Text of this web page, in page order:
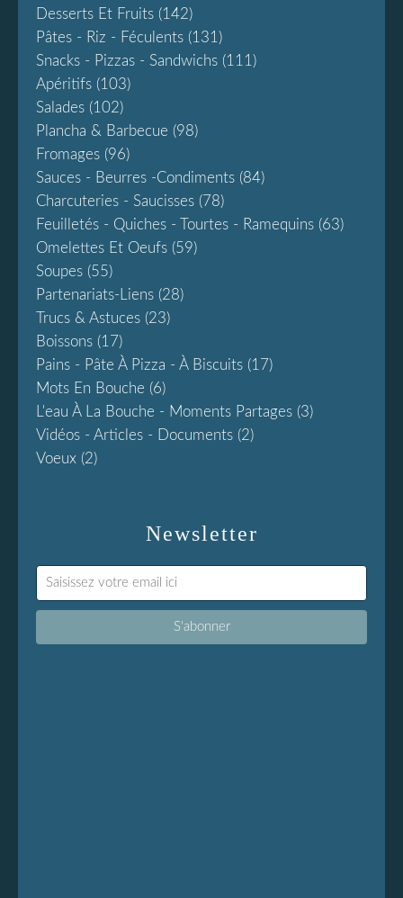
Newsletter
Desserts Et Fruits (142)
Pâtes - Riz - Féculents (131)
Snacks - Pizzas - Sandwichs (111)
Apéritifs (103)
Salades (102)
Plancha & Barbecue (98)
Fromages (96)
Sauces - Beurres -condiments (84)
Charcuteries - Saucisses (78)
Feuilletés - Quiches - Tourtes - Ramequins (63)
Omelettes Et Oeufs (59)
Soupes (55)
Partenariats-Liens (28)
Trucs & Astuces (23)
Boissons (17)
Pains - Pâte À Pizza - À Biscuits (17)
Mots En Bouche (6)
L'eau À La Bouche - Moments Partages (3)
Vidéos - Articles - Documents (2)
Voeux (2)